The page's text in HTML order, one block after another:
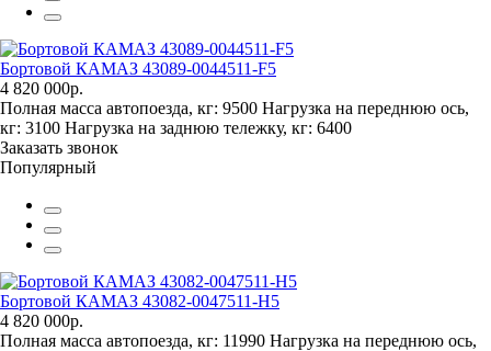
Бортовой КАМАЗ 43089-0044511-F5
4 820 000р.
Полная масса автопоезда, кг: 9500 Нагрузка на переднюю ось,
кг: 3100 Нагрузка на заднюю тележку, кг: 6400
Заказать звонок
Популярный
Бортовой КАМАЗ 43082-0047511-H5
4 820 000р.
Полная масса автопоезда, кг: 11990 Нагрузка на переднюю ось,